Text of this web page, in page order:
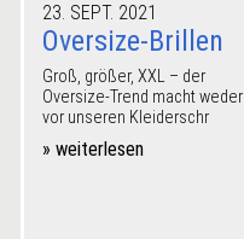
23. SEPT. 2021
Oversize-Brillen
Groß, größer, XXL – der
Oversize-Trend macht weder
vor unseren Kleiderschr
» weiterlesen